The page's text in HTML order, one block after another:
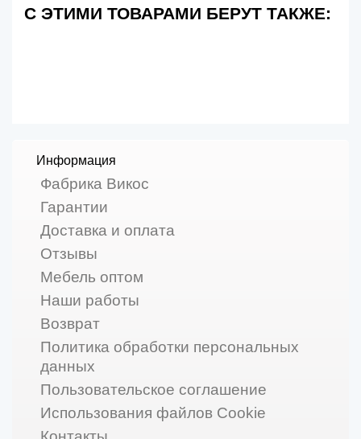
С ЭТИМИ ТОВАРАМИ БЕРУТ ТАКЖЕ:
Информация
Фабрика Викос
Гарантии
Доставка и оплата
Отзывы
Мебель оптом
Наши работы
Возврат
Политика обработки персональных
данных
Пользовательское соглашение
Использования файлов Cookie